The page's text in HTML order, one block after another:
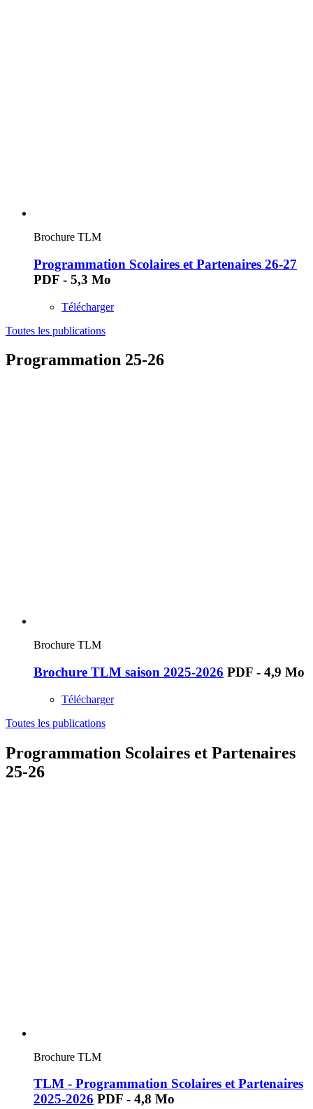
Brochure TLM
Programmation Scolaires et Partenaires 26-27
PDF - 5,3 Mo
Télécharger
Toutes les publications
Programmation 25-26
Brochure TLM
Brochure TLM saison 2025-2026 PDF - 4,9 Mo
Télécharger
Toutes les publications
Programmation Scolaires et Partenaires
25-26
Brochure TLM
TLM - Programmation Scolaires et Partenaires
2025-2026 PDF - 4,8 Mo